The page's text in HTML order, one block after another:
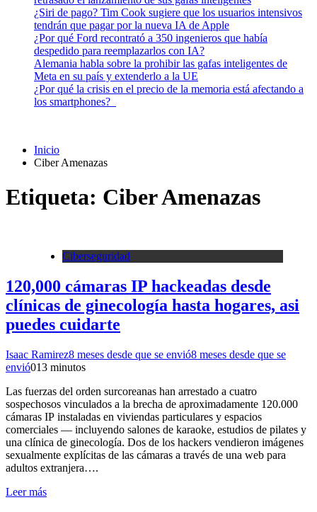
¿Siri de pago? Tim Cook sugiere que los usuarios intensivos
tendrán que pagar por la nueva IA de Apple
¿Por qué Ford recontrató a 350 ingenieros que había
despedido para reemplazarlos con IA?
Alemania habla sobre la prohibir las gafas inteligentes de
Meta en su país y extenderlo a la UE
¿Por qué la crisis en el precio de la memoria está afectando a
los smartphones?
Inicio
Ciber Amenazas
Etiqueta: Ciber Amenazas
Ciberseguridad
120,000 cámaras IP hackeadas desde
clínicas de ginecología hasta hogares, asi
puedes cuidarte
Isaac Ramirez8 meses desde que se envió8 meses desde que se
envió013 minutos
Las fuerzas del orden surcoreanas han arrestado a cuatro
sospechosos vinculados a la brecha de aproximadamente 120.000
cámaras IP instaladas en viviendas particulares y espacios
comerciales — incluyendo salones de karaoke, estudios de pilates y
una clínica de ginecología. Dos de los hackers vendieron imágenes
sexualmente explícitas de las cámaras a través de una web para
adultos extranjera….
Leer más